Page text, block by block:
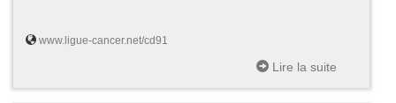
www.ligue-cancer.net/cd91
Lire la suite